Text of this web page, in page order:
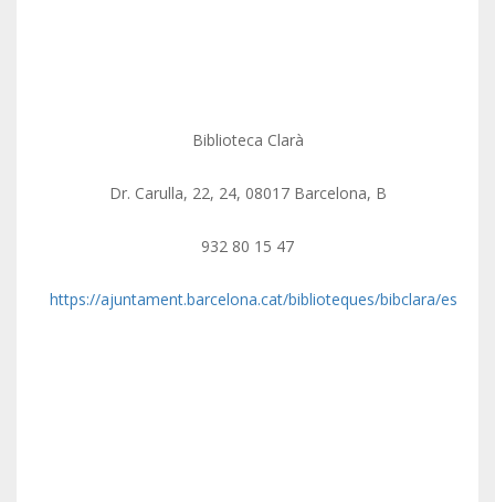
Biblioteca Clarà
Dr. Carulla, 22, 24, 08017 Barcelona, B
932 80 15 47
https://ajuntament.barcelona.cat/biblioteques/bibclara/es